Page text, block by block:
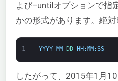
よび–untilオプションで指
かの形式があります。絶
1 YYYY-MM-DD HH:MM:SS
したがって、2015年1月